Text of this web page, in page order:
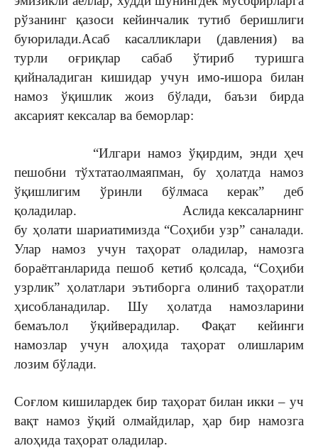
рўзанинг қазоси кейинчалик тутиб беришлиги
буюрилади.Асаб касалликлари (давления) ва
турли оғриқлар сабаб ўтириб туришга
қийналадиган кишидар учун имо-ишора билан
намоз ўқишлик жоиз бўлади, баъзи бирда
аксарият кексалар ва беморлар:
“Илгари намоз ўқирдим, энди ҳеч
пешобни тўхтатаолмаяпман, бу ҳолатда намоз
ўқишлигим ўринли бўлмаса керак” деб
қоладилар. Аслида кексаларнинг
бу ҳолати шариатимизда “Соҳиби узр” саналади.
Улар намоз учун таҳорат оладилар, намозга
бораётганларида пешоб кетиб қолсада, “Соҳиби
узрлик” ҳолатлари эътиборга олиниб таҳоратли
ҳисобланадилар. Шу ҳолатда намозларини
бемаълол ўқийверадилар. Фақат кейинги
намозлар учун алоҳида таҳорат олишларим
лозим бўлади.
Соғлом кишилардек бир таҳорат билан икки – уч
вақт намоз ўқий олмайдилар, ҳар бир намозга
алоҳида таҳорат оладилар.